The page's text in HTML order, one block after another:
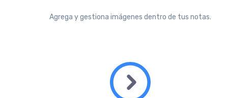
Agrega y gestiona imágenes dentro de tus notas.